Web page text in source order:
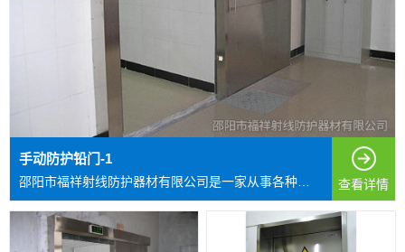
手动防护铅门-1
查看详情